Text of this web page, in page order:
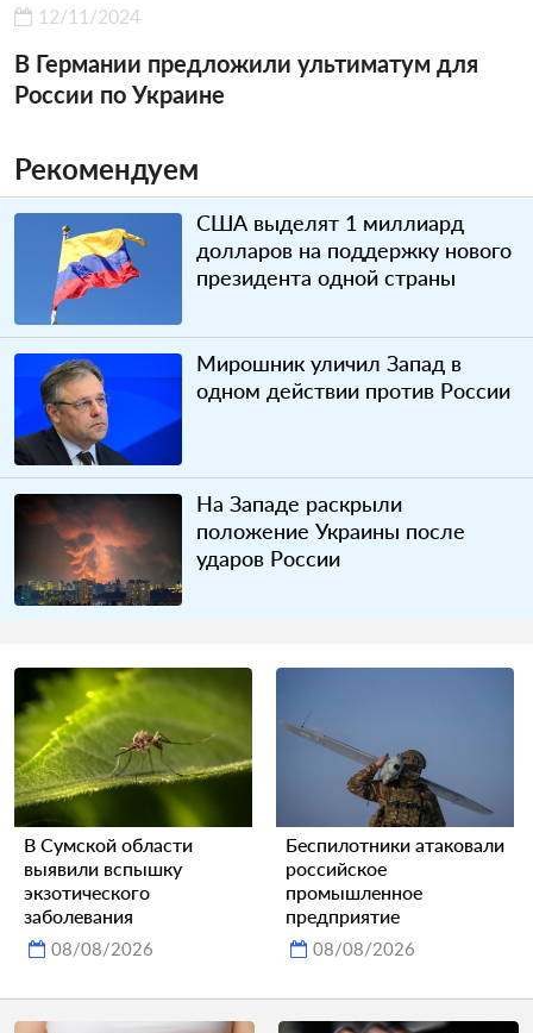
12/11/2024
В Германии предложили ультиматум для
России по Украине
Рекомендуем
США выделят 1 миллиард
долларов на поддержку нового
президента одной страны
Мирошник уличил Запад в
одном действии против России
На Западе раскрыли
положение Украины после
ударов России
В Сумской области
выявили вспышку
экзотического
заболевания
08/08/2026
Беспилотники атаковали
российское
промышленное
предприятие
08/08/2026